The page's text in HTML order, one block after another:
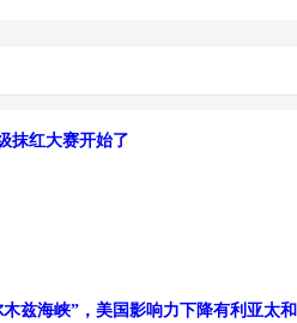
抹红大赛开始了
兹海峡”，美国影响力下降有利亚太和